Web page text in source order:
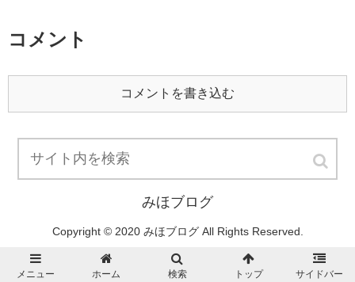
コメント
コメントを書き込む
みほブログ
Copyright © 2020 みほブログ All Rights Reserved.
メニュー ホーム 検索 トップ サイドバー